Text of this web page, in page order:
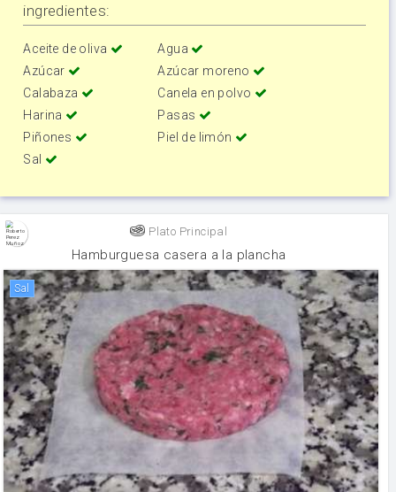
ingredientes:
Aceite de oliva
Agua
Azúcar
Azúcar moreno
Calabaza
Canela en polvo
Harina
Pasas
Piñones
Piel de limón
Sal
Plato Principal
Hamburguesa casera a la plancha
sal